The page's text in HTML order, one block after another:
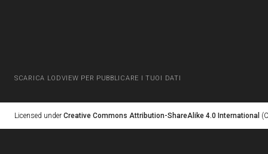
SCARICA LODVIEW PER PUBBLICARE I TUOI DATI
Licensed under Creative Commons Attribution-ShareAlike 4.0 International